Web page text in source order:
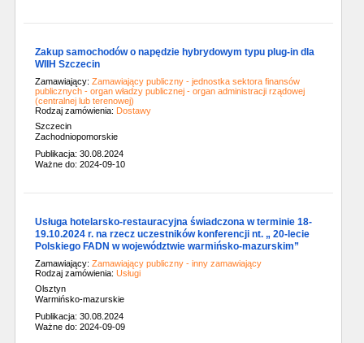
Zakup samochodów o napędzie hybrydowym typu plug-in dla
WIIH Szczecin
Zamawiający: Zamawiający publiczny - jednostka sektora finansów
publicznych - organ władzy publicznej - organ administracji rządowej
(centralnej lub terenowej)
Rodzaj zamówienia: Dostawy
Szczecin
Zachodniopomorskie
Publikacja: 30.08.2024
Ważne do: 2024-09-10
Usługa hotelarsko-restauracyjna świadczona w terminie 18-
19.10.2024 r. na rzecz uczestników konferencji nt. „ 20-lecie
Polskiego FADN w województwie warmińsko-mazurskim”
Zamawiający: Zamawiający publiczny - inny zamawiający
Rodzaj zamówienia: Usługi
Olsztyn
Warmińsko-mazurskie
Publikacja: 30.08.2024
Ważne do: 2024-09-09